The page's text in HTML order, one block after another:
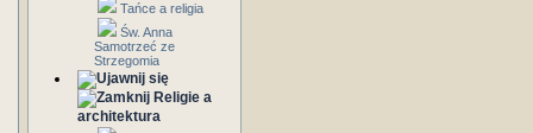
Tańce a religia
Św. Anna
Samotrzeć ze
Strzegomia
Religie a
architektura